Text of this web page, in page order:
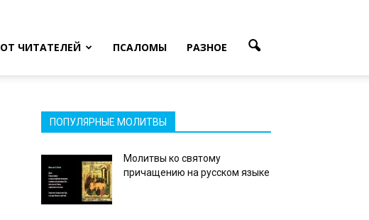
ОТ ЧИТАТЕЛЕЙ ПСАЛОМЫ РАЗНОЕ
ПОПУЛЯРНЫЕ МОЛИТВЫ
Молитвы ко святому
причащению на русском языке